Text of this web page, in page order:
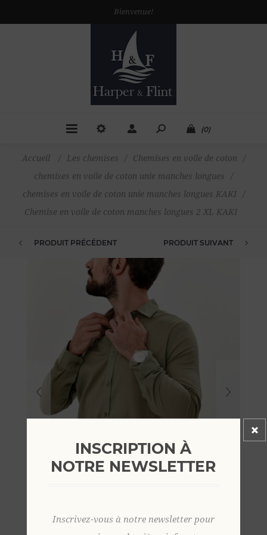
Bienvenue!
(0)
Accueil / Les chemises / Chemises en voile de coton
/
chemises en voile de coton unie manches longues
/
chemises en voile de coton unie manches longues KAKI
/
Chemise en voile de coton manches longues 2 XL KAKI
PRODUIT PRÉCÉDENT PRODUIT SUIVANT
INSCRIPTION À
NOTRE NEWSLETTER
Inscrivez-vous à notre newsletter pour